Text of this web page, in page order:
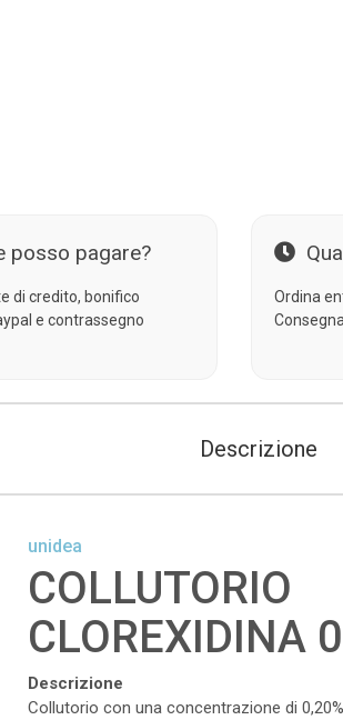
posso pagare?
di credito, bonifico
e contrassegno
Ordina
Descrizione
unidea
COLLUTORIO
CLOREXIDINA
Descrizione
Collutorio con una concentrazione di